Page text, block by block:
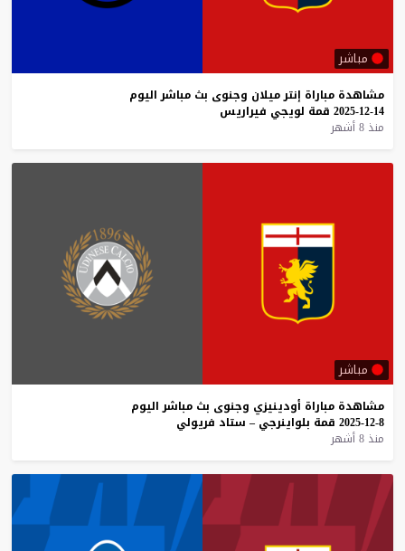
مباشر
مشاهدة مباراة إنترميلان وجنوى بث مباشر اليوم
14-12-2025
قمة لويجي فيراريس
منذ 8 أشهر
مباشر
مشاهدة مباراة أودينيزي وجنوى بث مباشر اليوم
8-12-2025
قمة بلواينرجي – ستاد فريولي
منذ 8 أشهر